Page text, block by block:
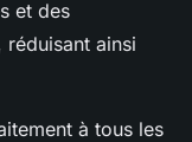
et des
ainsi
à tous les